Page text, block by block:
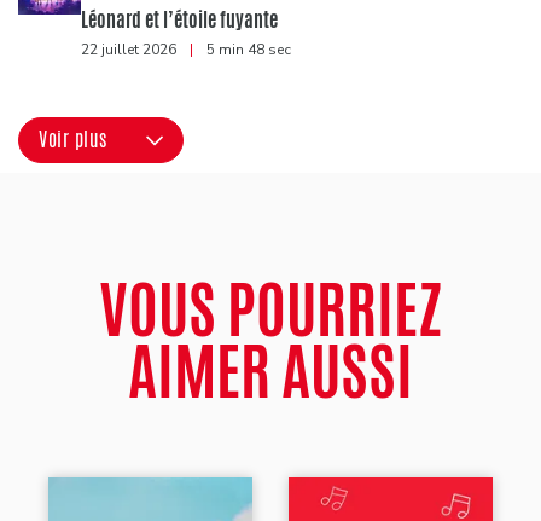
Léonard et l’étoile fuyante
22 juillet 2026 | 5 min 48 sec
Voir plus
VOUS POURRIEZ
AIMER AUSSI